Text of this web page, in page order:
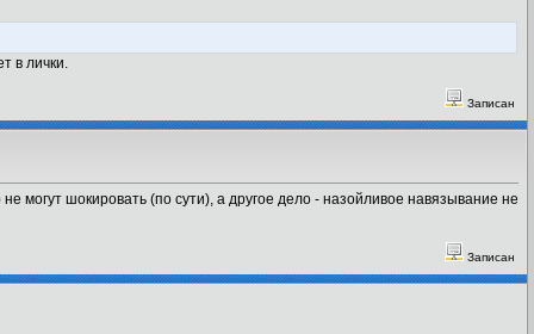
в лички.
Записан
могут шокировать (по сути), а другое дело - назойливое навязывание не
Записан